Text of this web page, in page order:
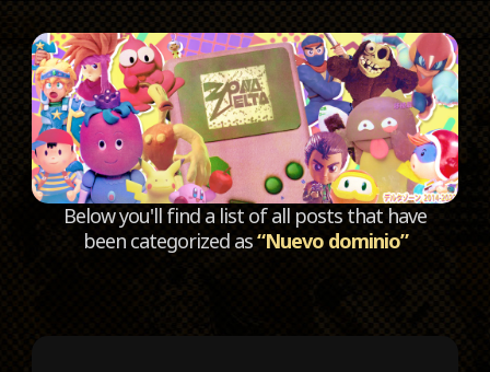
Below you'll find a list of all posts that have
been categorized as“Nuevo dominio”